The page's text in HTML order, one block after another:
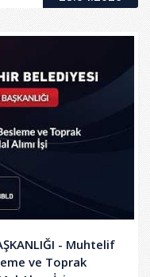
- Muhtelif
ve Toprak